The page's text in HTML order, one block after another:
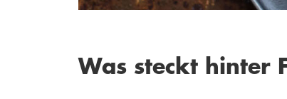
Was steckt hinter